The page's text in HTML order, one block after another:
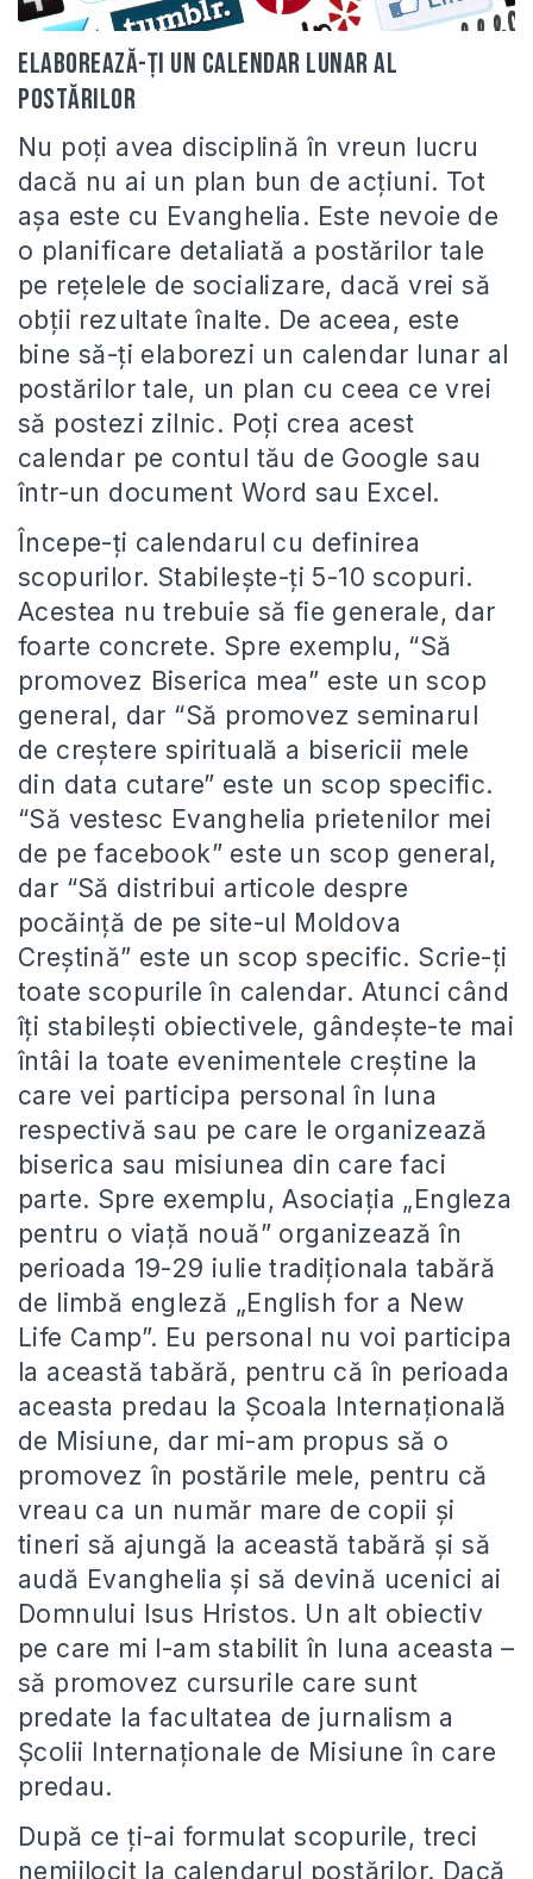
Elaborează-ți un calendar lunar al
postărilor
Nu poți avea disciplină în vreun lucru
dacă nu ai un plan bun de acțiuni. Tot
așa este cu Evanghelia. Este nevoie de
o planificare detaliată a postărilor tale
pe rețelele de socializare, dacă vrei să
obții rezultate înalte. De aceea, este
bine să-ți elaborezi un calendar lunar al
postărilor tale, un plan cu ceea ce vrei
să postezi zilnic. Poți crea acest
calendar pe contul tău de Google sau
într-un document Word sau Excel.
Începe-ți calendarul cu definirea
scopurilor. Stabilește-ți 5-10 scopuri.
Acestea nu trebuie să fie generale, dar
foarte concrete. Spre exemplu, “Să
promovez Biserica mea” este un scop
general, dar “Să promovez seminarul
de creștere spirituală a bisericii mele
din data cutare” este un scop specific.
“Să vestesc Evanghelia prietenilor mei
de pe facebook” este un scop general,
dar “Să distribui articole despre
pocăință de pe site-ul Moldova
Creștină” este un scop specific. Scrie-ți
toate scopurile în calendar. Atunci când
îți stabilești obiectivele, gândește-te mai
întâi la toate evenimentele creștine la
care vei participa personal în luna
respectivă sau pe care le organizează
biserica sau misiunea din care faci
parte. Spre exemplu, Asociația „Engleza
pentru o viață nouă” organizează în
perioada 19-29 iulie tradiționala tabără
de limbă engleză „English for a New
Life Camp”. Eu personal nu voi participa
la această tabără, pentru că în perioada
aceasta predau la Școala Internațională
de Misiune, dar mi-am propus să o
promovez în postările mele, pentru că
vreau ca un număr mare de copii și
tineri să ajungă la această tabără și să
audă Evanghelia și să devină ucenici ai
Domnului Isus Hristos. Un alt obiectiv
pe care mi l-am stabilit în luna aceasta –
să promovez cursurile care sunt
predate la facultatea de jurnalism a
Școlii Internaționale de Misiune în care
predau.
După ce ți-ai formulat scopurile, treci
nemijlocit la calendarul postărilor. Dacă